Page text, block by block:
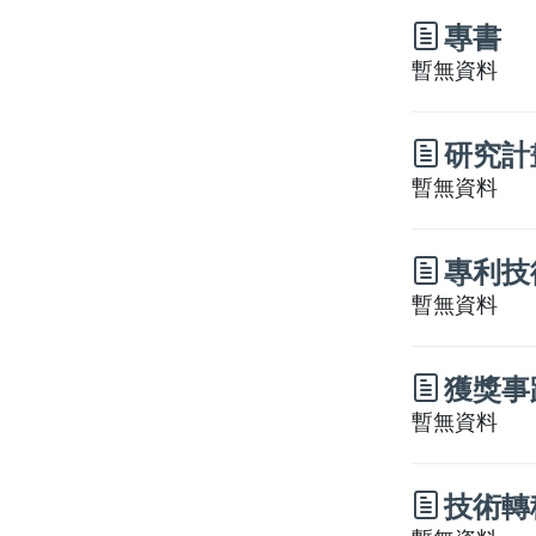
專書
暫無資料
研究計
暫無資料
專利技
暫無資料
獲獎事
暫無資料
技術轉